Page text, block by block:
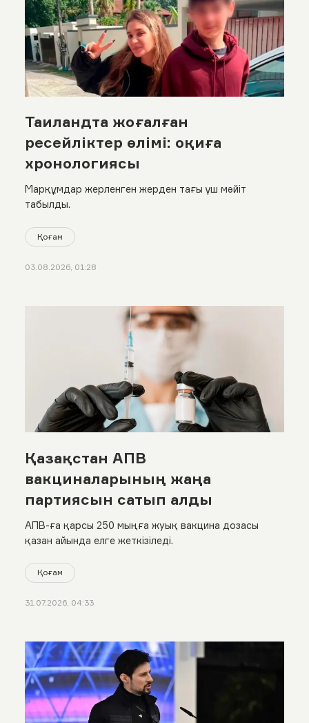
Таиландта жоғалған
ресейліктер өлімі: оқиға
хронологиясы
Марқұмдар жерленген жерден тағы үш мәйіт
табылды.
Қоғам
03.08.2026, 01:28
Қазақстан АПВ
вакциналарының жаңа
партиясын сатып алды
АПВ-ға қарсы 250 мыңға жуық вакцина дозасы
қазан айында елге жеткізіледі.
Қоғам
31.07.2026, 04:33